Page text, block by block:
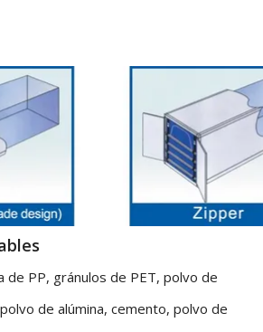
de PP, gránulos de PET, polvo de
de alúmina, cemento, polvo de